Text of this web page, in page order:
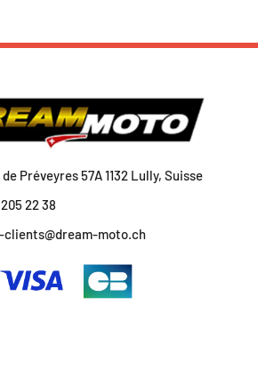
Préveyres 57A 1132 Lully, Suisse
22 38
clients@dream-moto.ch